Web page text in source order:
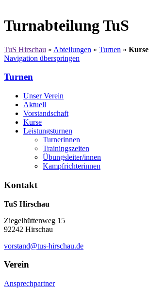
Turnabteilung TuS
TuS Hirschau » Abteilungen » Turnen » Kurse
Navigation überspringen
Turnen
Unser Verein
Aktuell
Vorstandschaft
Kurse
Leistungsturnen
Turnerinnen
Trainingszeiten
Übungsleiter/innen
Kampfrichterinnen
Kontakt
TuS Hirschau
Ziegelhüttenweg 15
92242 Hirschau
vorstand@tus-hirschau.de
Verein
Ansprechpartner